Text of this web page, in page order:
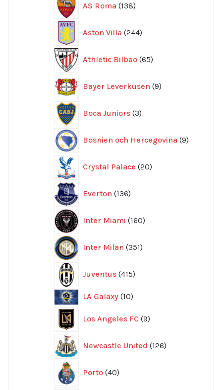
AS Roma 138
produkter
Aston Villa 244
produkter
Athletic Bilbao 65
produkter
Bayer Leverkusen 9
produkter
Boca Juniors 3
produkter
Bosnien och Hercegovina 9
produkter
Crystal Palace 20
produkter
Everton 136
produkter
Inter Miami 160
produkter
Inter Milan 351
produkter
Juventus 415
produkter
LA Galaxy 1010
Los Angeles FC 9
produkter
Newcastle United 126
produkter
Porto 40
produkter